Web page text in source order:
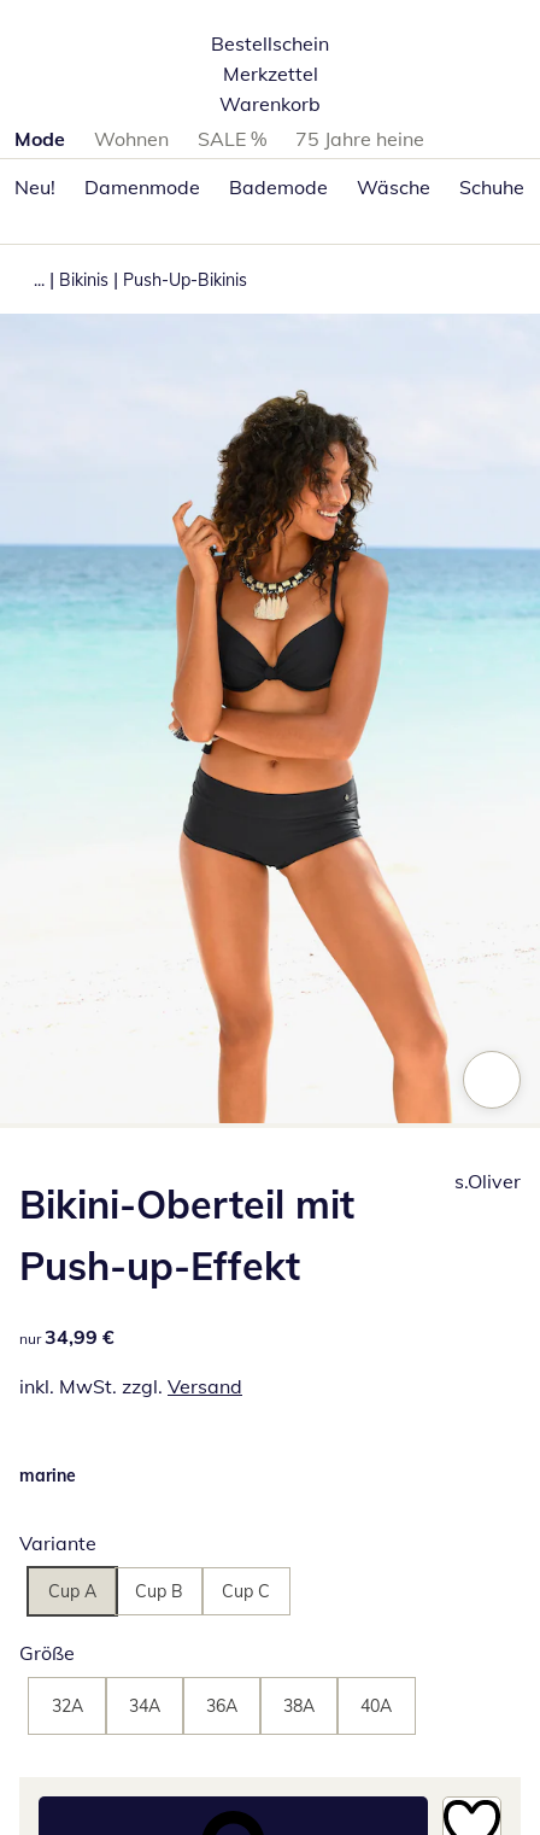
Bestellschein
Merkzettel
Warenkorb
Produktkategorien überspringen
Mode Wohnen SALE %
75 Jahre heine
Neu!
Damenmode Bademode Wäsche Schuhe
... | Bikinis | Push-Up-Bikinis
Bikini-Oberteil mit
Push-up-Effekt
34,99 €
nur 34,99 €
inkl. MwSt. zzgl. Versand
s.Oliver
marine
Variante
Cup A Cup B Cup C
Größe
32A 34A 36A 38A 40A